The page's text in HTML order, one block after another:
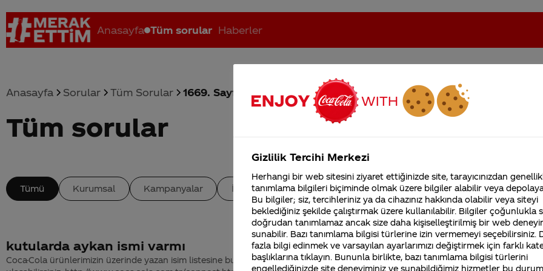
Anasayfa Tüm sorular Haberler
Coca-Cola nerenin malı? Coca cola İsrail malı mı Yani ... Coca-Cola'nın Filistin'de fabr... Coca-Cola’yı kim buldu?
Anasayfa Sorular Tüm Sorular 1669. Sayfa
Tüm sorular
Tümü Kurumsal Kampanyalar İçerik Sürdürülebilirlik Marka
kutularda aykan ismi varmı
Coca-Cola ürünlerimizin üzerinde yazan isim listesine buradan
neden teneke kolalar plastik şişede
olanlara göre daha pahalı?
Kurumsal
4355 Soru
Coca-Cola Şirketi
merak ettikleriniz.
Fabrikalarımız,
sertifikalarımız, faaliyet
gösterdiğimiz ülkeler,
tarihçemiz ve daha
Gizlilik Tercihi Merkezi
Herhangi bir web sitesini ziyaret ettiğinizde site, tarayıcınızdan
tanımlama bilgileri biçiminde olmak üzere bilgiler alabilir veya
Bu bilgiler; siz, tercihleriniz ya da cihazınız hakkında olabilir veya siteyi
beklediğiniz şekilde çalıştırmak üzere kullanılabilir. Bilgiler çoğunlukla
doğrudan tanımlamaz ancak size daha kişiselleştirilmiş bir web
sunabilir. Bazı tanımlama bilgisi türlerine izin vermemeyi seçebilirsiniz.
fazla bilgi edinmek ve varsayılan ayarlarımızı değiştirmek için farklı
başlıklarına tıklayın. Bununla birlikte, bazı tanımlama bilgisi türlerini
engellediğinizde site deneyiminiz ve sunabildiğimiz hizmetler bu